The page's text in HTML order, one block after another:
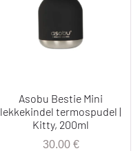
Asobu Bestie Mini
lekkekindel termospudel |
Kitty, 200ml
30.00 €